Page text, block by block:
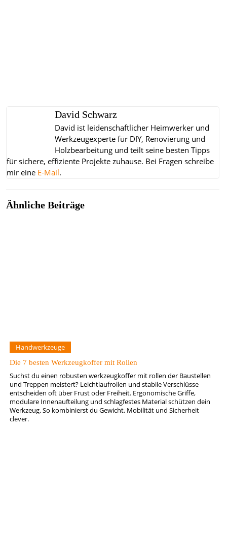
David Schwarz
David ist leidenschaftlicher Heimwerker und
Werkzeugexperte für DIY, Renovierung und
Holzbearbeitung und teilt seine besten Tipps
für sichere, effiziente Projekte zuhause. Bei Fragen schreibe
mir eine E-Mail.
Ähnliche Beiträge
Handwerkzeuge
Die 7 besten Werkzeugkoffer mit Rollen
Suchst du einen robusten werkzeugkoffer mit rollen der Baustellen
und Treppen meistert? Leichtlaufrollen und stabile Verschlüsse
entscheiden oft über Frust oder Freiheit. Ergonomische Griffe,
modulare Innenaufteilung und schlagfestes Material schützen dein
Werkzeug. So kombinierst du Gewicht, Mobilität und Sicherheit
clever.